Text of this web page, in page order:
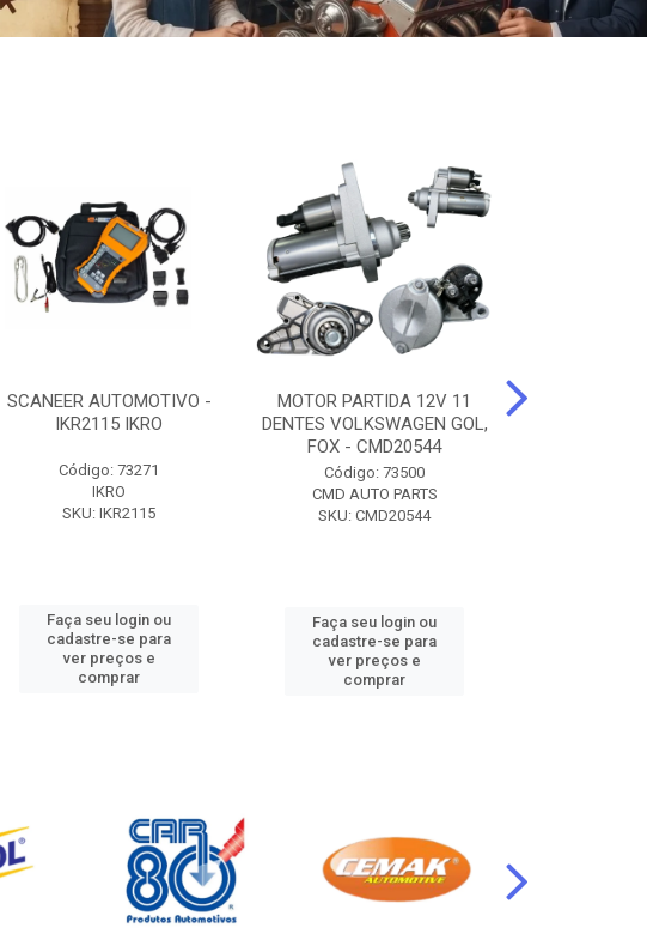
SCANEER AUTOMOTIVO -
IKR2115 IKRO
Código: 73271
IKRO
SKU: IKR2115
Faça seu login ou
cadastre-se para
ver preços e
comprar
MOTOR PARTIDA 12V 11
DENTES VOLKSWAGEN GOL,
FOX - CMD20544
Código: 73500
CMD AUTO PARTS
SKU: CMD20544
Faça seu login ou
cadastre-se para
ver preços e
comprar